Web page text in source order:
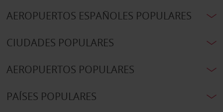
AEROPUERTOS ESPAÑOLES POPULARES
CIUDADES POPULARES
AEROPUERTOS POPULARES
PAÍSES POPULARES